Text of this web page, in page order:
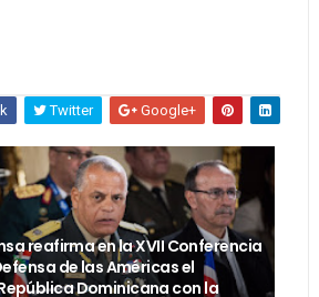
Twitter Google+
reafirma en la XVII Conferencia
de las Américas el
Dominicana con la